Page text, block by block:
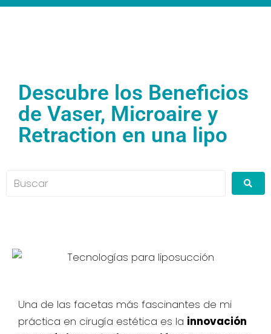
Descubre los Beneficios
de Vaser, Microaire y
Retraction en una lipo
Una de las facetas más fascinantes de mi
práctica en cirugía estética es la innovación